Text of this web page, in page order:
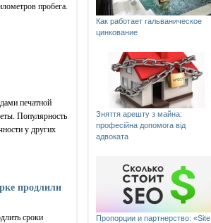
Как работает гальваническое
цинкование
Зняття арешту з майна:
професійна допомога від
адвоката
Пропорции и партнерство: «Site
пробега.
печатной
Популярность
у других
продлили
сроки